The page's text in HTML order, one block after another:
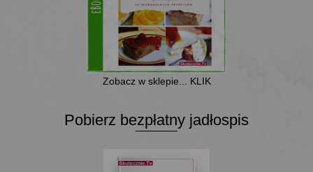
Zobacz w sklepie... KLIK
Pobierz bezpłatny jadłospis